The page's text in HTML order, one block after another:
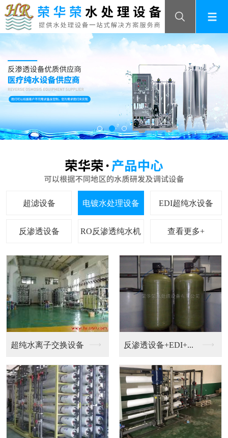
查看更多+
钟表，珠宝，电镀加工... 钟表清洗超纯水设备